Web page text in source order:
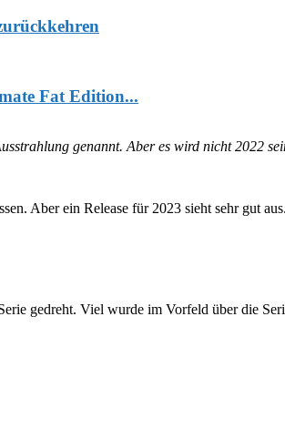
Fat Edition...
genannt. Aber es wird nicht 2022
Aber ein Release für 2023 sieht sehr gut aus.
gedreht. Viel wurde im Vorfeld über die